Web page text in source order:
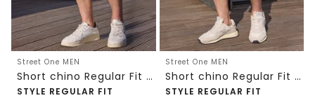
Street One MEN
Short chino Regular Fit avec poches
STYLE REGULAR FIT
Street One MEN
Short chino Regular Fit avec poches
STYLE REGULAR FIT